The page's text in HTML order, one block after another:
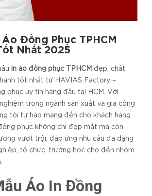
Đồng Phục TPHCM
Nhất 2025
in áo đồng phục TPHCM đẹp, chất
tốt nhất từ HAVIAS Factory –
phục uy tín hàng đầu tại HCM. Với
trong ngành sản xuất và gia công
tôi tự hào mang đến cho khách hàng
phục không chỉ đẹp mắt mà còn
vượt trội, đáp ứng nhu cầu đa dạng
tổ chức, trường học cho đến nhóm
Áo In Đồng